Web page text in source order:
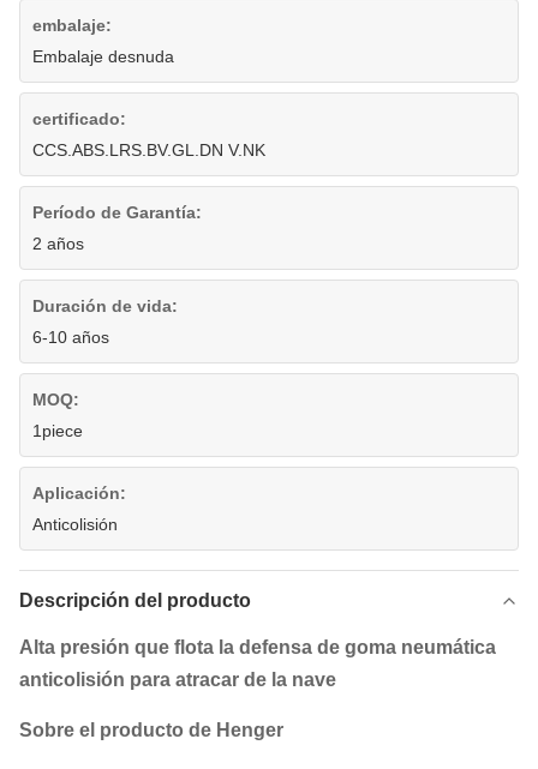
embalaje:
Embalaje desnuda
certificado:
CCS.ABS.LRS.BV.GL.DN V.NK
Período de Garantía:
2 años
Duración de vida:
6-10 años
MOQ:
1piece
Aplicación:
Anticolisión
Descripción del producto
Alta presión que flota la defensa de goma neumática
anticolisión para atracar de la nave
Sobre el producto de Henger